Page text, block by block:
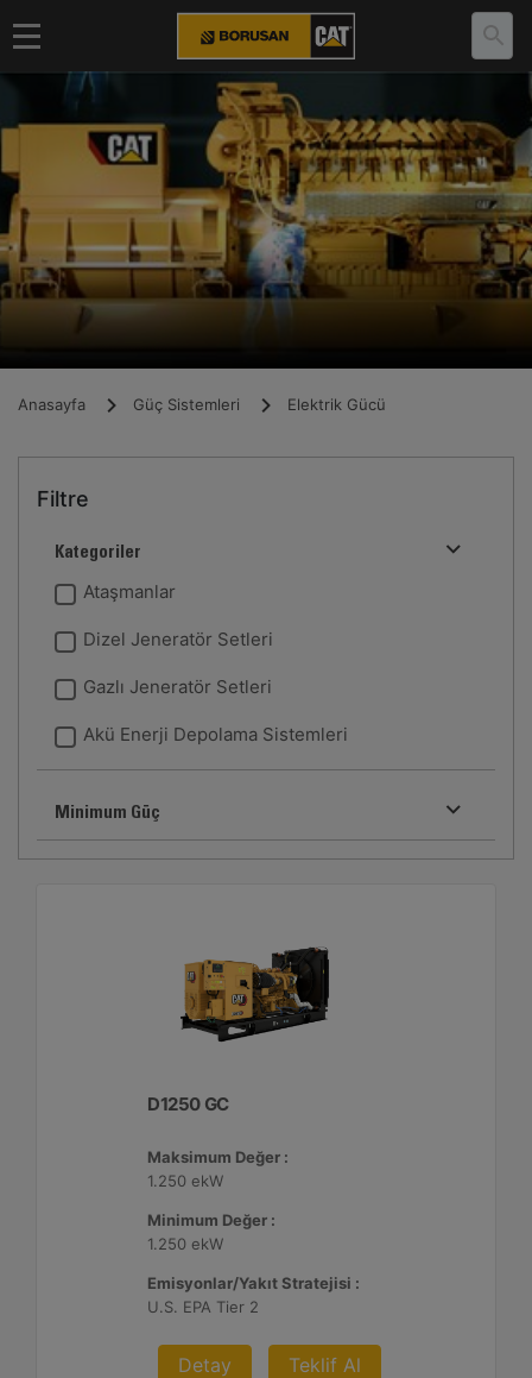
Anasayfa Güç Sistemleri Elektrik Gücü
Filtre
Kategoriler
Ataşmanlar
Dizel Jeneratör Setleri
Gazlı Jeneratör Setleri
Akü Enerji Depolama Sistemleri
Minimum Güç
D1250 GC
Maksimum Değer :
1.250 ekW
Minimum Değer :
1.250 ekW
Emisyonlar/Yakıt Stratejisi :
U.S. EPA Tier 2
Detay Teklif Al